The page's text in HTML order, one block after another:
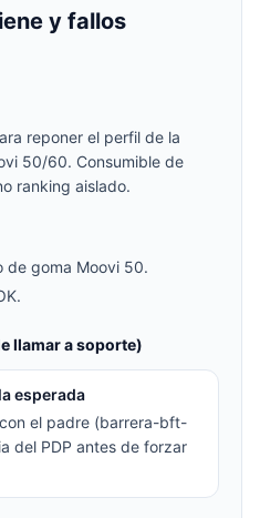
y fallos
reponer el perfil de la
50/60. Consumible de
ranking aislado.
de goma Moovi 50.
llamar a soporte)
esperada
el padre (barrera-bft-
del PDP antes de forzar